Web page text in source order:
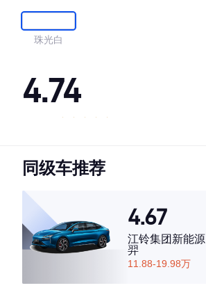
珠光白
4.74
·内饰表现较为优秀，优于83%同级车
·空间表现较为优秀，优于55%同级车
同级车推荐
4.67
江铃集团新能源
羿
11.88-19.98万